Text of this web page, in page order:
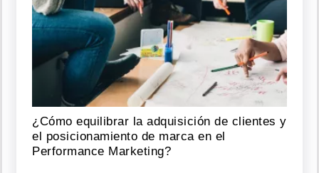
¿Cómo equilibrar la adquisición de clientes y
el posicionamiento de marca en el
Performance Marketing?